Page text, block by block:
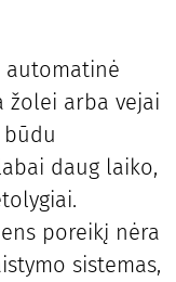
automatinė
žolei arba vejai
daug laiko,
poreikį nėra
sistemas,